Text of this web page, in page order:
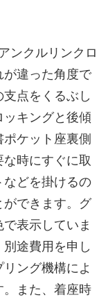
ンクルリンクロ
が違った角度で
点をくるぶし
キングと後傾
ケット座裏側
時にすぐに取
などを掛けるの
ができます。グ
表示していま
途費用を申し
ング機構によ
。また、着座時